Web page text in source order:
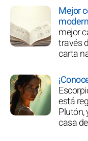
Mejor
mejor
través
carta
está
Plutón,
casa